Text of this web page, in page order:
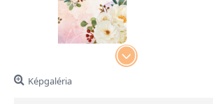
Képgaléria